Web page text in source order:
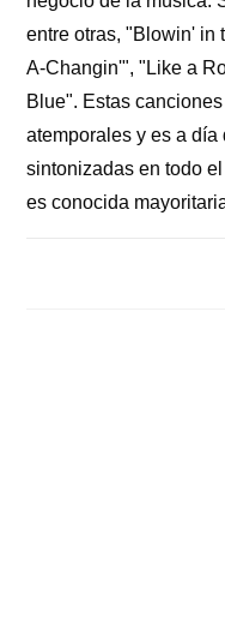
entre otras, "Blowin' in
A-Changin'", "Like a
Blue". Estas
atemporales y es a
sintonizadas en todo
es conocida